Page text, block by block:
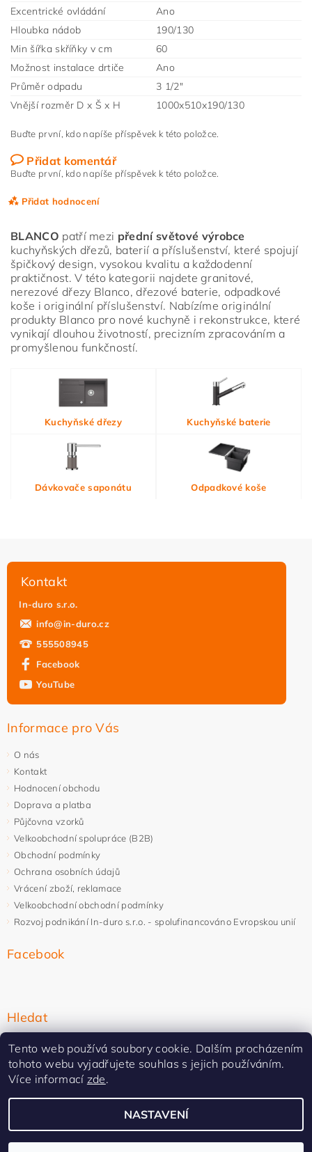
Excentrické ovládání
Ano
Hloubka nádob
190/130
Min šířka skříňky v cm
60
Možnost instalace drtiče
Ano
Průměr odpadu
3 1/2"
Vnější rozměr D x Š x H
1000x510x190/130
Buďte první, kdo napíše příspěvek k této položce.
Přidat komentář
Buďte první, kdo napíše příspěvek k této položce.
Přidat hodnocení
Vložením hodnocení souhlasíte s
podmínkami ochrany
osobních údajů
BLANCO patří mezi přední světové výrobce
kuchyňských dřezů, baterií a příslušenství, které spojují
špičkový design, vysokou kvalitu a každodenní
praktičnost. V této kategorii najdete granitové,
nerezové dřezy Blanco, dřezové baterie, odpadkové
koše i originální příslušenství. Nabízíme originální
produkty Blanco pro nové kuchyně i rekonstrukce, které
vynikají dlouhou životností, precizním zpracováním a
promyšlenou funkčností.
Kuchyňské dřezy Kuchyňské baterie
Dávkovače saponátu Odpadkové koše
Kontakt
In-duro s.r.o.
info@in-duro.cz
555508945
Facebook
YouTube
Informace pro Vás
O nás
Kontakt
Hodnocení obchodu
Doprava a platba
Půjčovna vzorků
Velkoobchodní spolupráce (B2B)
Obchodní podmínky
Ochrana osobních údajů
Vrácení zboží, reklamace
Velkoobchodní obchodní podmínky
Rozvoj podnikání In-duro s.r.o. - spolufinancováno Evropskou unií
Facebook
Hledat
2026 ©In-duro, všechna práva vyhrazenaUpravit nastavení cookies
Tento web používá soubory cookie. Dalším procházením
tohoto webu vyjadřujete souhlas s jejich používáním.
Více informací zde.
NASTAVENÍ